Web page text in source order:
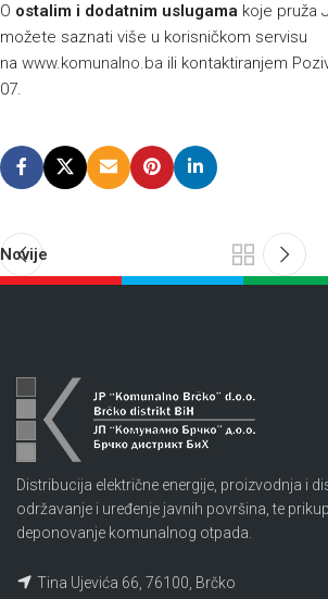
O ostalim i dodatnim uslugama koje pruža
možete saznati više u korisničkom servisu
na www.komunalno.ba ili kontaktiranjem
07.
Novije
Distribucija električne energije, proizvodnja i
održavanje i uređenje javnih površina, te
deponovanje komunalnog otpada.
Tina Ujevića 66, 76100, Brčko